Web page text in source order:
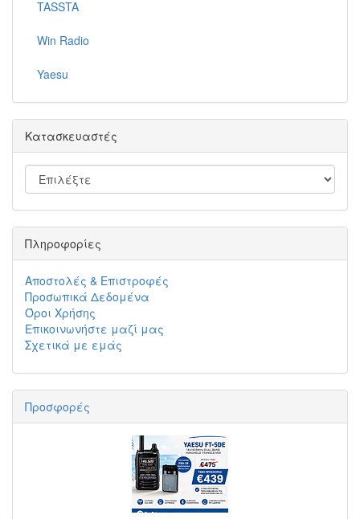
TASSTA
Win Radio
Yaesu
Κατασκευαστές
Πληροφορίες
Αποστολές & Επιστροφές
Προσωπικά Δεδομένα
Όροι Χρήσης
Επικοινωνήστε μαζί μας
Σχετικά με εμάς
Προσφορές